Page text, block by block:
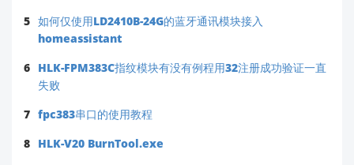
5 如何仅使用LD2410B-24G的蓝牙通讯模块接入
homeassistant
6 HLK-FPM383C指纹模块有没有例程用32注册成功验证一直
失败
7 fpc383串口的使用教程
8 HLK-V20 BurnTool.exe